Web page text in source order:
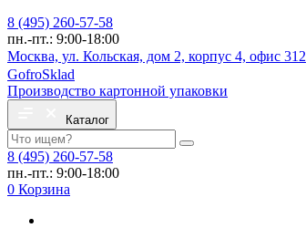
8 (495) 260-57-58
пн.-пт.: 9:00-18:00
Москва, ул. Кольская, дом 2, корпус 4, офис 312
GofroSklad
Производство картонной упаковки
Каталог
8 (495) 260-57-58
пн.-пт.: 9:00-18:00
0 Корзина